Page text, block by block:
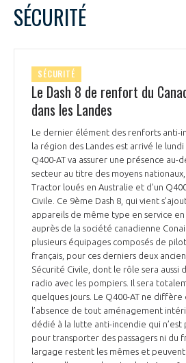
SÉCURITÉ
SÉCURITÉ
Le Dash 8 de renfort du
dans les Landes
Le dernier élément des renforts anti-
la région des Landes est arrivé le lundi
Q400-AT va assurer une présence au-
secteur au titre des moyens
Tractor loués en Australie et d'un
Civile. Ce 9ème Dash 8, qui vient
appareils de même type en service en
auprès de la société canadienne
plusieurs équipages composés de
français, pour ces derniers deux
Sécurité Civile, dont le rôle sera aussi
radio avec les pompiers. Il sera
quelques jours. Le Q400-AT ne diffère
l’absence de tout aménagement
dédié à la lutte anti-incendie qui n’est
pour transporter des passagers ni du
largage restent les mêmes et peuvent